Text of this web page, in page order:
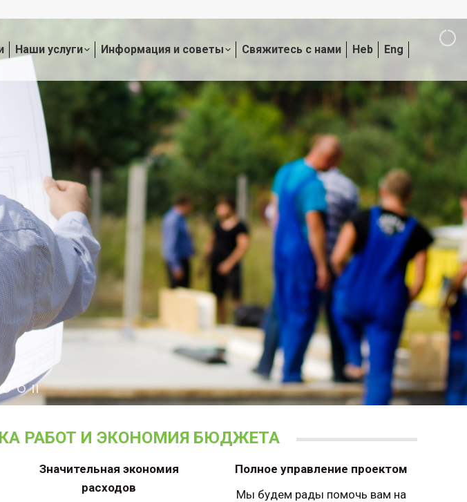
Наши услуги Информация и советы Свяжитесь с нами Heb Eng
РАБОТ И ЭКОНОМИЯ БЮДЖЕТА
Полное управление проектом
Мы будем рады помочь вам на
Значительная экономия
расходов